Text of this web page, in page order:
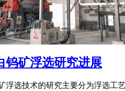
钨矿浮选研究进展
浮选技术的研究主要分为浮选工